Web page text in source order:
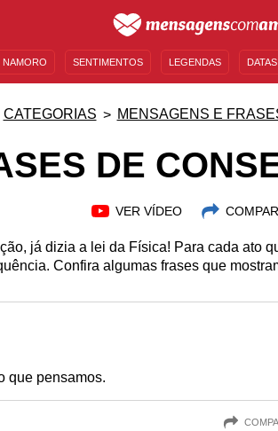
NAMORO SENTIMENTOS LEGENDAS
CATEGORIAS MENSAGENS E
DE
VER VÍDEO
já dizia a lei da Física! Para cada ato
Confira algumas frases que
que pensamos.